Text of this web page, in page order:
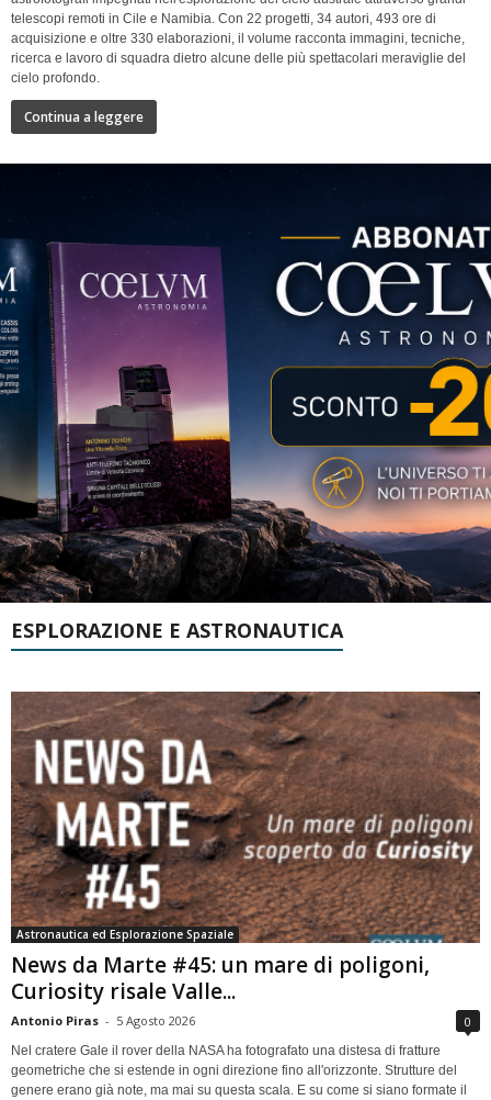
telescopi remoti in Cile e Namibia. Con 22 progetti, 34 autori, 493 ore di
acquisizione e oltre 330 elaborazioni, il volume racconta immagini, tecniche,
ricerca e lavoro di squadra dietro alcune delle più spettacolari meraviglie del
cielo profondo.
Continua a leggere
ESPLORAZIONE E ASTRONAUTICA
Astronautica ed Esplorazione Spaziale
News da Marte #45: un mare di poligoni,
Curiosity risale Valle...
Antonio Piras - 5 Agosto 2026 0
Nel cratere Gale il rover della NASA ha fotografato una distesa di fratture
geometriche che si estende in ogni direzione fino all'orizzonte. Strutture del
genere erano già note, ma mai su questa scala. E su come si siano formate il